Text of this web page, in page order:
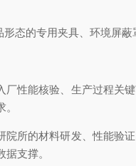
的专用夹具、环境屏蔽
能核验、生产过程关键
的材料研发、性能验证
支撑。